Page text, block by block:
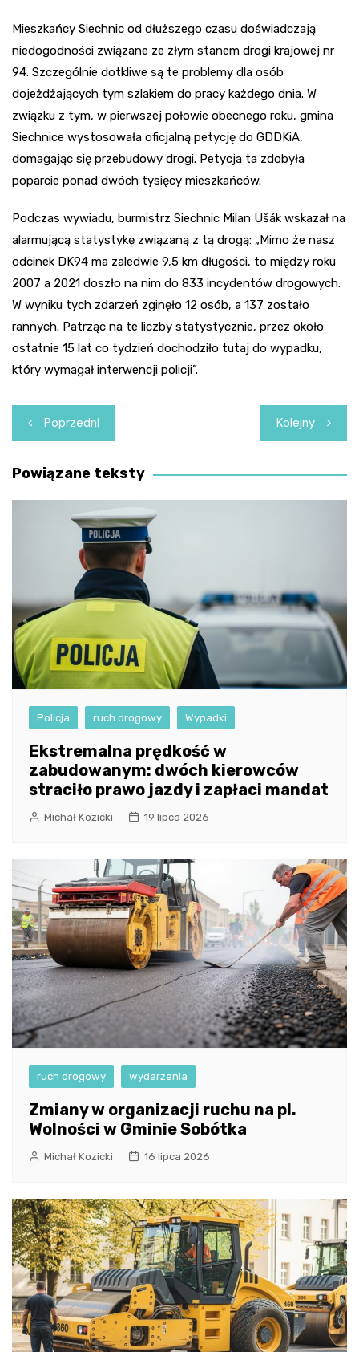
Mieszkańcy Siechnic od dłuższego czasu doświadczają
niedogodności związane ze złym stanem drogi krajowej nr
94. Szczególnie dotkliwe są te problemy dla osób
dojeżdżających tym szlakiem do pracy każdego dnia. W
związku z tym, w pierwszej połowie obecnego roku, gmina
Siechnice wystosowała oficjalną petycję do GDDKiA,
domagając się przebudowy drogi. Petycja ta zdobyła
poparcie ponad dwóch tysięcy mieszkańców.
Podczas wywiadu, burmistrz Siechnic Milan Ušák wskazał na
alarmującą statystykę związaną z tą drogą: „Mimo że nasz
odcinek DK94 ma zaledwie 9,5 km długości, to między roku
2007 a 2021 doszło na nim do 833 incydentów drogowych.
W wyniku tych zdarzeń zginęło 12 osób, a 137 zostało
rannych. Patrząc na te liczby statystycznie, przez około
ostatnie 15 lat co tydzień dochodziło tutaj do wypadku,
który wymagał interwencji policji”.
Nawigacja
wpisu
Poprzedni Kolejny
Powiązane teksty
Policja ruch drogowy Wypadki
Ekstremalna prędkość w
zabudowanym: dwóch kierowców
straciło prawo jazdy i zapłaci mandat
Michał Kozicki 19 lipca 2026
ruch drogowy wydarzenia
Zmiany w organizacji ruchu na pl.
Wolności w Gminie Sobótka
Michał Kozicki 16 lipca 2026